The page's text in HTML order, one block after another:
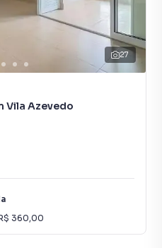
27
Vila Azevedo
360,00